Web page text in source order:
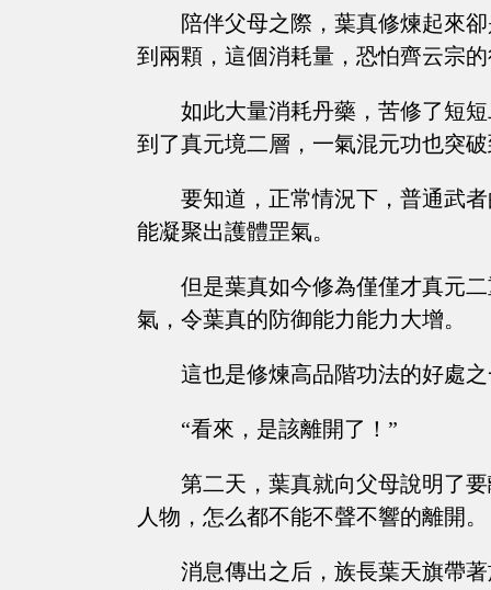
陪伴父母之際，葉真修煉起來
到兩顆，這個消耗量，恐怕齊云宗
如此大量消耗丹藥，苦修了短
到了真元境二層，一氣混元功也突
要知道，正常情況下，普通武
能凝聚出護體罡氣。
但是葉真如今修為僅僅才真元
氣，令葉真的防御能力能力大增。
這也是修煉高品階功法的好處
“看來，是該離開了！”
第二天，葉真就向父母說明了
人物，怎么都不能不聲不響的離開。
消息傳出之后，族長葉天旗帶